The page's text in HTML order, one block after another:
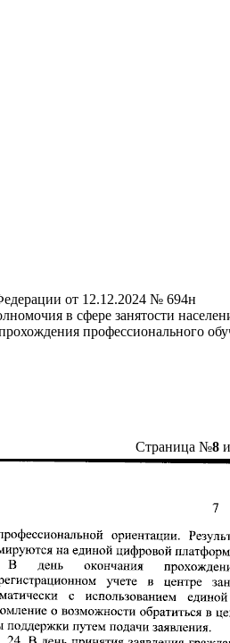
от 12.12.2024 № 694н
в сфере занятости
профессионального
Страница №8